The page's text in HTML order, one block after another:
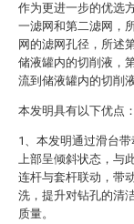
作为更进一步的优选
一滤网和第二滤网，
网的滤网孔径，所述
储液罐内的切削液，
流到储液罐内的切削液
本发明具有以下优点：
1、本发明通过滑台
上部呈倾斜状态，与
连杆与套杆联动，带
洗，提升对钻孔的清
质量。